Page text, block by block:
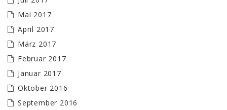
Mai 2017
April 2017
März 2017
Februar 2017
Januar 2017
Oktober 2016
September 2016